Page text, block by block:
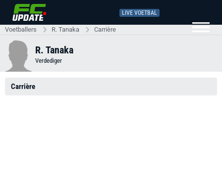
LIVE VOETBAL
Voetballers R. Tanaka Carrière
R. Tanaka
Verdediger
Carrière